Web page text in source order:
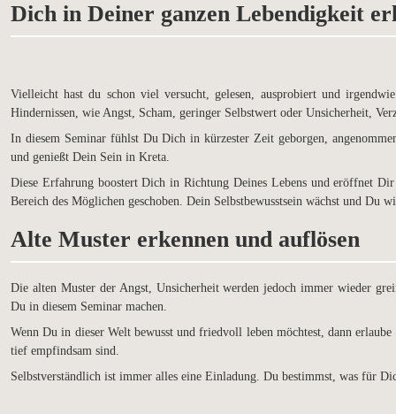
Dich in Deiner ganzen Lebendigkeit
Vielleicht hast du schon viel versucht, gelesen, ausprobiert und
Hindernissen, wie Angst, Scham, geringer Selbstwert oder Unsicherheit,
In diesem Seminar fühlst Du Dich in kürzester Zeit geborgen,
und genießt Dein Sein in Kreta.
Diese Erfahrung boostert Dich in Richtung Deines Lebens und eröffnet
Bereich des Möglichen geschoben. Dein Selbstbewusstsein wächst und Du
Alte Muster erkennen und auflösen
Die alten Muster der Angst, Unsicherheit werden jedoch immer wieder
Du in diesem Seminar machen.
Wenn Du in dieser Welt bewusst und friedvoll leben möchtest, dann
tief empfindsam sind.
Selbstverständlich ist immer alles eine Einladung. Du bestimmst, was für